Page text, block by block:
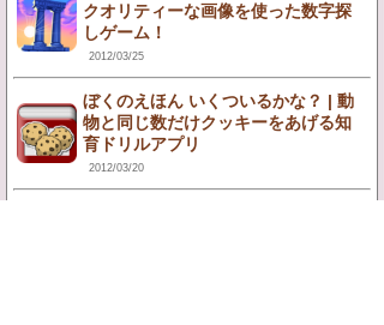
クオリティーな画像を使った数字探
しゲーム！
2012/03/25
ぼくのえほん いくついるかな？ | 動
物と同じ数だけクッキーをあげる知
育ドリルアプリ
2012/03/20